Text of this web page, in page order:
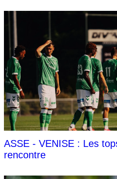
ASSE - VENISE : Les
rencontre